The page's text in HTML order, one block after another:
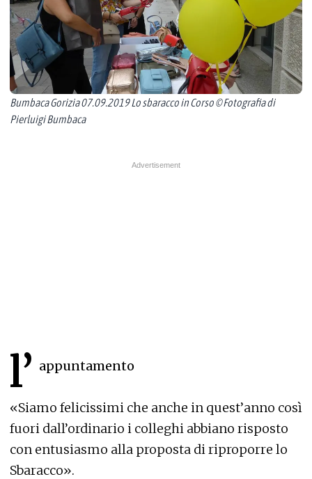
Bumbaca Gorizia 07.09.2019 Lo sbaracco in Corso © Fotografia di
Pierluigi Bumbaca
l’ appuntamento
«Siamo felicissimi che anche in quest’anno così
fuori dall’ordinario i colleghi abbiano risposto
con entusiasmo alla proposta di riproporre lo
Sbaracco».